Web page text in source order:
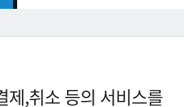
제,취소 등의 서비스를